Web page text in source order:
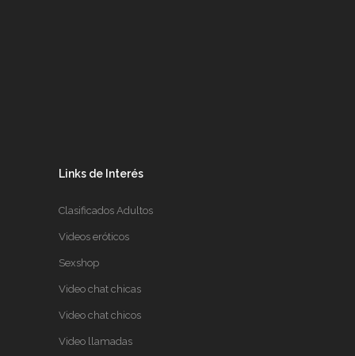
Links de Interés
Clasificados Adultos
Videos eróticos
Sexshop
Video chat chicas
Video chat chicos
Video llamadas